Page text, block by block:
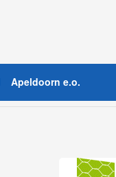
Apeldoorn e.o.